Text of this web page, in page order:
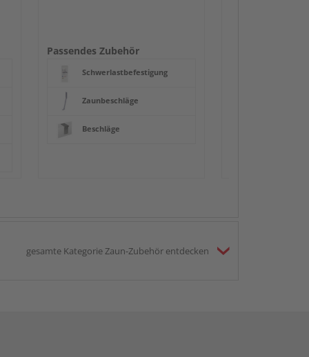
Passendes Zubehör
Schwerlastbefestigung
Zaunbeschläge
Beschläge
gesamte Kategorie Zaun-Zubehör entdecken